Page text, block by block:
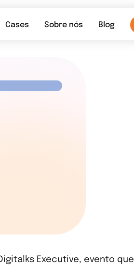
Cases Sobre nós Blog
Executive, evento que